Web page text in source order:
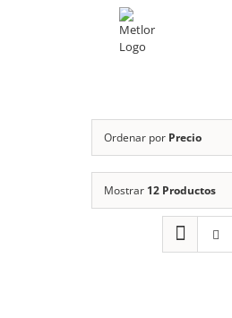
Ordenar por Precio
Mostrar 12 Productos